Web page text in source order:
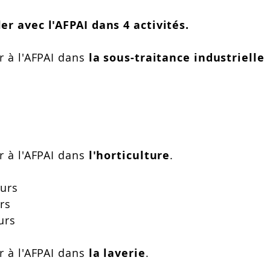
avec l'AFPAI dans 4 activités.
à l'AFPAI dans ​la sous-traitance industrielle
à l'AFPAI dans l'horticulture.
à l'AFPAI dans la laverie.